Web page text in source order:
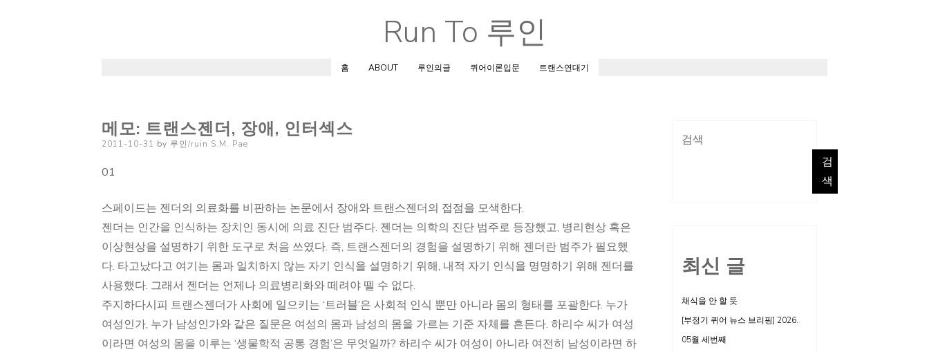
Skip
to
content
Run To 루인
홈 ABOUT 루인의글 퀴어이론입문 트랜스연대기
메모: 트랜스젠더, 장애, 인터섹스
Posted
2011-10-31 by 루인/ruin S.M. Pae
01
스페이드는 젠더의 의료화를 비판하는 논문에서 장애와 트랜스젠더의 접점을 모색한다.
젠더는 인간을 인식하는 장치인 동시에 의료 진단 범주다. 젠더는 의학의 진단 범주로 등장했고, 병리현상 혹은
이상현상을 설명하기 위한 도구로 처음 쓰였다. 즉, 트랜스젠더의 경험을 설명하기 위해 젠더란 범주가 필요했
다. 타고났다고 여기는 몸과 일치하지 않는 자기 인식을 설명하기 위해, 내적 자기 인식을 명명하기 위해 젠더를
사용했다. 그래서 젠더는 언제나 의료병리화와 떼려야 뗄 수 없다.
주지하다시피 트랜스젠더가 사회에 일으키는 ‘트러블’은 사회적 인식 뿐만 아니라 몸의 형태를 포괄한다. 누가
여성인가, 누가 남성인가와 같은 질문은 여성의 몸과 남성의 몸을 가르는 기준 자체를 흔든다. 하리수 씨가 여성
이라면 여성의 몸을 이루는 ‘생물학적 공통 경험’은 무엇일까? 하리수 씨가 여성이 아니라 여전히 남성이라면 하
검색
검
색
최신 글
채식을 안 할 듯
[부정기 퀴어 뉴스 브리핑] 2026.
05월 세번째